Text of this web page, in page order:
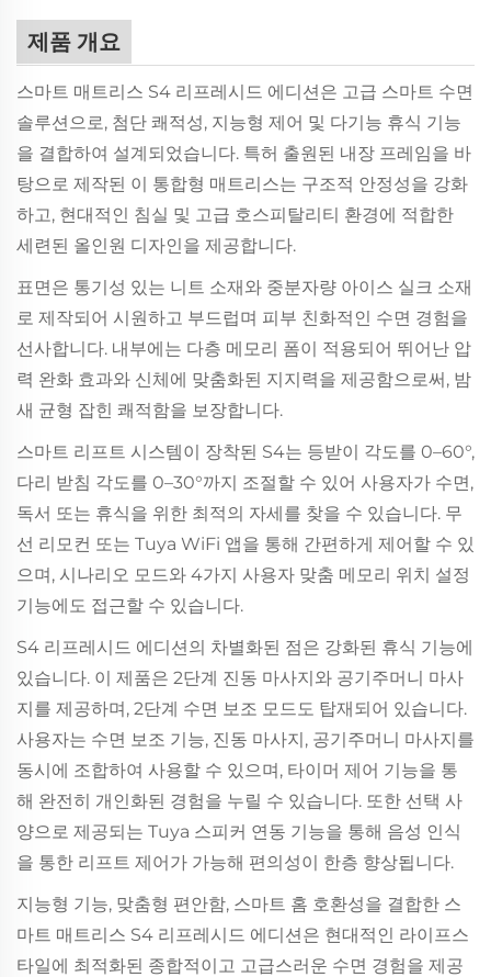
제품 개요
스마트 매트리스 S4 리프레시드 에디션은 고급 스마트 수면
솔루션으로, 첨단 쾌적성, 지능형 제어 및 다기능 휴식 기능
을 결합하여 설계되었습니다. 특허 출원된 내장 프레임을 바
탕으로 제작된 이 통합형 매트리스는 구조적 안정성을 강화
하고, 현대적인 침실 및 고급 호스피탈리티 환경에 적합한
세련된 올인원 디자인을 제공합니다.
표면은 통기성 있는 니트 소재와 중분자량 아이스 실크 소재
로 제작되어 시원하고 부드럽며 피부 친화적인 수면 경험을
선사합니다. 내부에는 다층 메모리 폼이 적용되어 뛰어난 압
력 완화 효과와 신체에 맞춤화된 지지력을 제공함으로써, 밤
새 균형 잡힌 쾌적함을 보장합니다.
스마트 리프트 시스템이 장착된 S4는 등받이 각도를 0–60°,
다리 받침 각도를 0–30°까지 조절할 수 있어 사용자가 수면,
독서 또는 휴식을 위한 최적의 자세를 찾을 수 있습니다. 무
선 리모컨 또는 Tuya WiFi 앱을 통해 간편하게 제어할 수 있
으며, 시나리오 모드와 4가지 사용자 맞춤 메모리 위치 설정
기능에도 접근할 수 있습니다.
S4 리프레시드 에디션의 차별화된 점은 강화된 휴식 기능에
있습니다. 이 제품은 2단계 진동 마사지와 공기주머니 마사
지를 제공하며, 2단계 수면 보조 모드도 탑재되어 있습니다.
사용자는 수면 보조 기능, 진동 마사지, 공기주머니 마사지를
동시에 조합하여 사용할 수 있으며, 타이머 제어 기능을 통
해 완전히 개인화된 경험을 누릴 수 있습니다. 또한 선택 사
양으로 제공되는 Tuya 스피커 연동 기능을 통해 음성 인식
을 통한 리프트 제어가 가능해 편의성이 한층 향상됩니다.
지능형 기능, 맞춤형 편안함, 스마트 홈 호환성을 결합한 스
마트 매트리스 S4 리프레시드 에디션은 현대적인 라이프스
타일에 최적화된 종합적이고 고급스러운 수면 경험을 제공